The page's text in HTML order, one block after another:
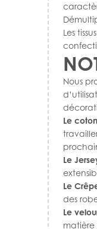
Les
Nous
Le coton
Le
Le
des
Le
matière